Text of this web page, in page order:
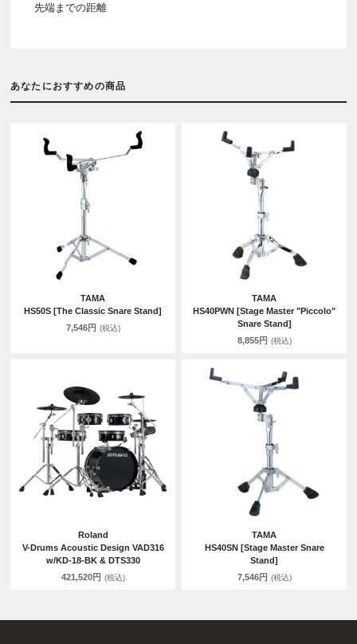
先端までの距離
あなたにおすすめの商品
TAMA
HS50S [The Classic Snare Stand]
7,546円 (税込)
TAMA
HS40PWN [Stage Master "Piccolo"
Snare Stand]
8,855円 (税込)
Roland
V-Drums Acoustic Design VAD316
w/KD-18-BK & DTS330
421,520円 (税込)
TAMA
HS40SN [Stage Master Snare
Stand]
7,546円 (税込)